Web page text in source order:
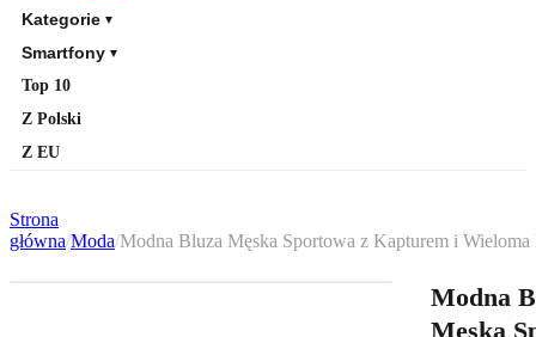
Kategorie ▼
Smartfony ▼
Top 10
Z Polski
Z EU
Strona
główna/Moda/Modna Bluza Męska Sportowa z Kapturem i Wieloma
Modna
Męska